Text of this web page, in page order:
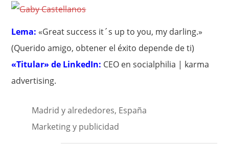
Lema: «Great success it´s up to you, my darling.»
(Querido amigo, obtener el éxito depende de ti)
«Titular» de LinkedIn: CEO en socialphilia | karma
advertising.
Madrid y alrededores, España
Marketing y publicidad